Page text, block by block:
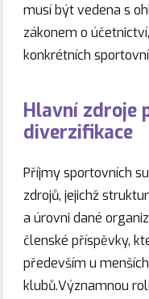
musí být vedena s
zákonem o
konkrétních
Hlavní zdroje
diverzifikace
Příjmy sportovních
zdrojů, jejichž
a úrovni dané
členské příspěvky,
především u
klubů.Významnou